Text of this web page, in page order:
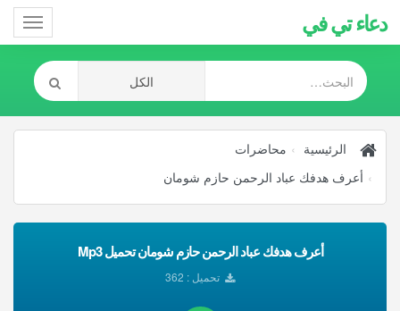
دعاء تي في
الرئيسية
محاضرات
أعرف هدفك عباد الرحمن حازم شومان
أعرف هدفك عباد الرحمن حازم شومان تحميل Mp3
تحميل : 362